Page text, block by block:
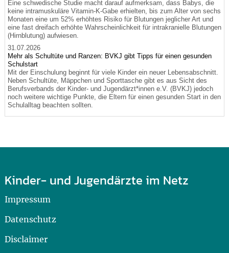
Eine schwedische Studie macht darauf aufmerksam, dass Babys, die
keine intramuskuläre Vitamin-K-Gabe erhielten, bis zum Alter von sechs
Monaten eine um 52% erhöhtes Risiko für Blutungen jeglicher Art und
eine fast dreifach erhöhte Wahrscheinlichkeit für intrakranielle Blutungen
(Hirnblutung) aufwiesen.
31.07.2026
Mehr als Schultüte und Ranzen: BVKJ gibt Tipps für einen gesunden
Schulstart
Mit der Einschulung beginnt für viele Kinder ein neuer Lebensabschnitt.
Neben Schultüte, Mäppchen und Sporttasche gibt es aus Sicht des
Berufsverbands der Kinder- und Jugendärzt*innen e.V. (BVKJ) jedoch
noch weitere wichtige Punkte, die Eltern für einen gesunden Start in den
Schulalltag beachten sollten.
Kinder- und Jugendärzte im Netz
Impressum
Datenschutz
Disclaimer